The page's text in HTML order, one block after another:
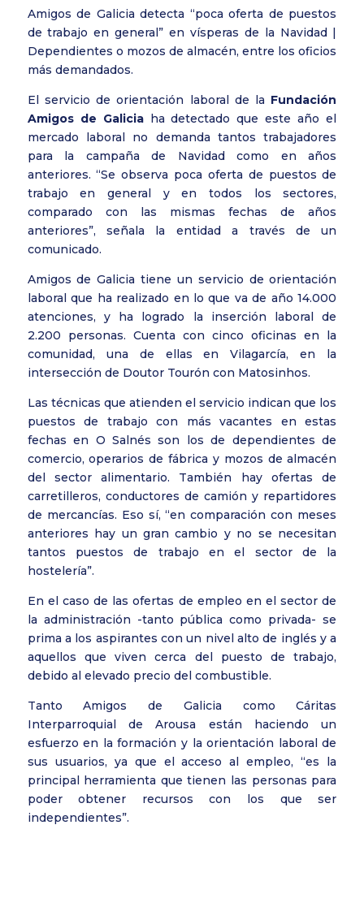
Amigos de Galicia detecta “poca oferta de puestos
de trabajo en general” en vísperas de la Navidad |
Dependientes o mozos de almacén, entre los oficios
más demandados.
El servicio de orientación laboral de la Fundación
Amigos de Galiciaha detectado que este año el
mercado laboral no demanda tantos trabajadores
para la campaña de Navidad como en años
anteriores. “Se observa poca oferta de puestos de
trabajo en general y en todos los sectores,
comparado con las mismas fechas de años
anteriores”, señala la entidad a través de un
comunicado.
Amigos de Galicia tiene un servicio de orientación
laboral que ha realizado en lo que va de año 14.000
atenciones, y ha logrado la inserción laboral de
2.200 personas. Cuenta con cinco oficinas en la
comunidad, una de ellas en Vilagarcía, en la
intersección de Doutor Tourón con Matosinhos.
Las técnicas que atienden el servicio indican que los
puestos de trabajo con más vacantes en estas
fechas en O Salnés son los de dependientes de
comercio, operarios de fábrica y mozos de almacén
del sector alimentario. También hay ofertas de
carretilleros, conductores de camión y repartidores
de mercancías. Eso sí, “en comparación con meses
anteriores hay un gran cambio y no se necesitan
tantos puestos de trabajo en el sector de la
hostelería”.
En el caso de las ofertas de empleo en el sector de
la administración -tanto pública como privada- se
prima a los aspirantes con un nivel alto de inglés y a
aquellos que viven cerca del puesto de trabajo,
debido al elevado precio del combustible.
Tanto Amigos de Galicia como Cáritas
Interparroquial de Arousa están haciendo un
esfuerzo en la formación y la orientación laboral de
sus usuarios, ya que el acceso al empleo, “es la
principal herramienta que tienen las personas para
poder obtener recursos con los que ser
independientes”.